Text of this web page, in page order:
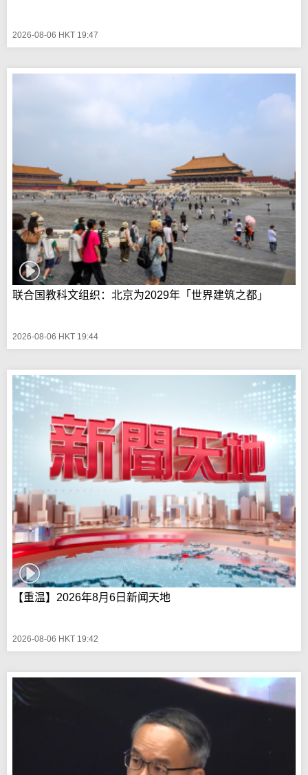
2026-08-06 HKT 19:47
联合国教科文组织：北京为2029年「世界建筑之都」
2026-08-06 HKT 19:44
【重温】2026年8月6日新闻天地
2026-08-06 HKT 19:42